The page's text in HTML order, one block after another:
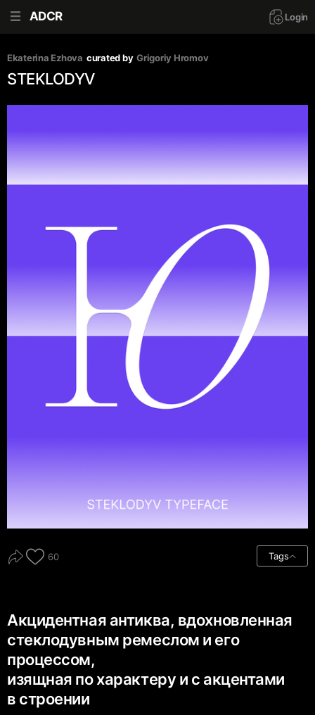
ADCR Login
Ekaterina Ezhova curated by Grigoriy Hromov
STEKLODYV
60 Tags
Акцидентная антиква, вдохновленная
стеклодувным ремеслом и его
процессом,
изящная по характеру и с акцентами
в строении